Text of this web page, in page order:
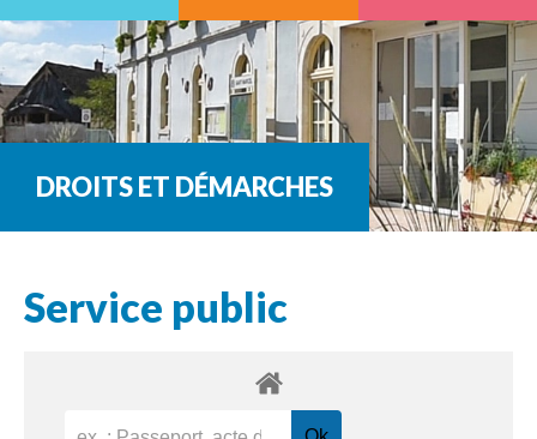
DROITS ET DÉMARCHES
Service public